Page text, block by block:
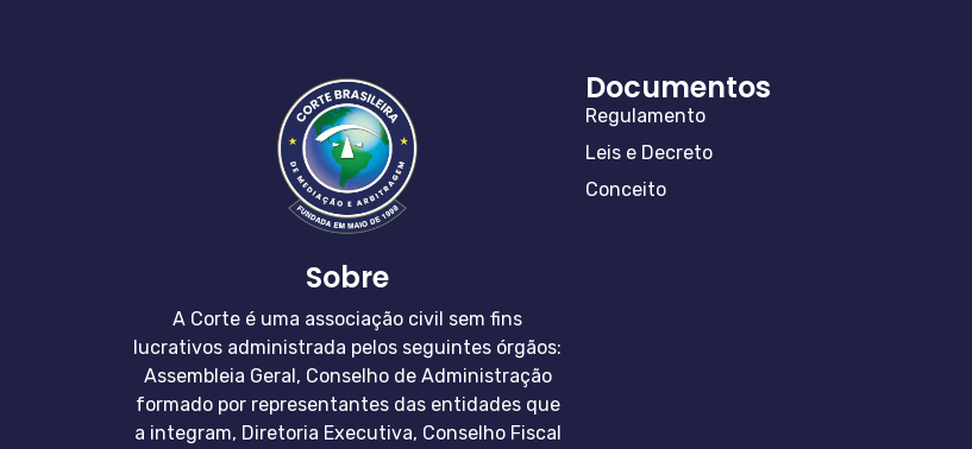
Sobre
A Corte é uma associação civil sem fins
lucrativos administrada pelos seguintes órgãos:
Assembleia Geral, Conselho de Administração
formado por representantes das entidades que
a integram, Diretoria Executiva, Conselho Fiscal
Documentos
Regulamento
Leis e Decreto
Conceito